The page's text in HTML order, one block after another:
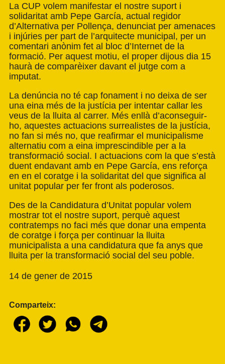
La CUP volem manifestar el nostre suport i
solidaritat amb Pepe García, actual regidor
d’Alternativa per Pollença, denunciat per amenaces
i injúries per part de l’arquitecte municipal, per un
comentari anònim fet al bloc d’Internet de la
formació. Per aquest motiu, el proper dijous dia 15
haurà de comparèixer davant el jutge com a
imputat.
La denúncia no té cap fonament i no deixa de ser
una eina més de la justícia per intentar callar les
veus de la lluita al carrer. Més enllà d’aconseguir-
ho, aquestes actuacions surrealistes de la justícia,
no fan si més no, que reafirmar el municipalisme
alternatiu com a eina imprescindible per a la
transformació social. I actuacions com la que s’està
duent endavant amb en Pepe García, ens reforça
en en el coratge i la solidaritat del que significa al
unitat popular per fer front als poderosos.
Des de la Candidatura d’Unitat popular volem
mostrar tot el nostre suport, perquè aquest
contratemps no faci més que donar una empenta
de coratge i força per continuar la lluita
municipalista a una candidatura que fa anys que
lluita per la transformació social del seu poble.
14 de gener de 2015
Comparteix: